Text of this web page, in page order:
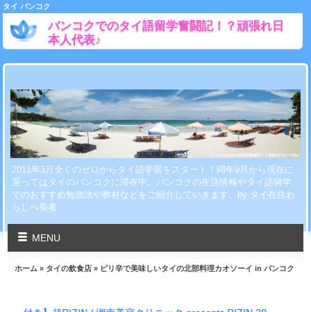
タイ バンコク
バンコクでのタイ語留学奮闘記！？頑張れ日
本人代表♪
2011年3月全くのゼロからタイ語学習をスタート！同年9月から現在に
至ってはタイのバンコクに滞在中。バンコクの生活情報やタイ語留学
でのおすすめ勉強法や教材などをご紹介していきます。by タイ在住わ
らしべ長者
MENU
ホーム » タイの飲食店 » ピリ辛で美味しいタイの北部料理カオソーイ in バンコク